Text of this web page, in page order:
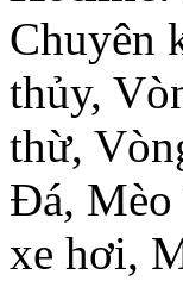
Chuyên
thủy,
thừ,
Đá, Mèo
xe hơi,